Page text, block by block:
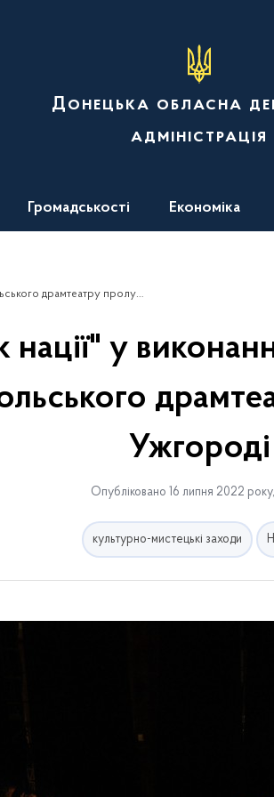
Донецька обласна
адміністрація
Громадськості Економіка
пролунав в Ужгороді
нації" у
Ужгороді
Опубліковано 16 липня 2022
культурно-мистецькі заходи